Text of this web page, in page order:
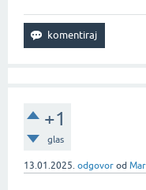
+1
glas
13.01.2025. odgovor od